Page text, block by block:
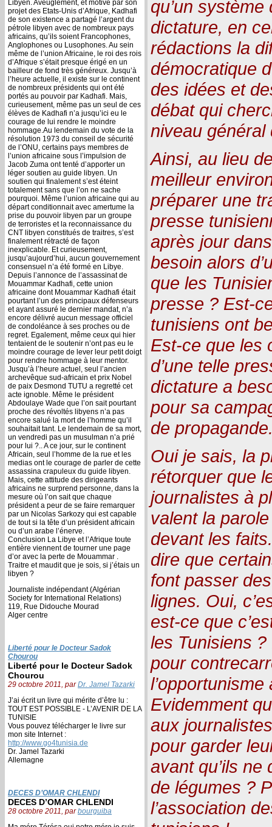
Libyen. Aveuglement, et motivé par son
projet des Etats-Unis d’Afrique, Kadhafi
de son existence a partagé l’argent du
pétrole libyen avec de nombreux pays
africains, qu’ils soient Francophones,
Anglophones ou Lusophones. Au sein
même de l’union Africaine, le roi des rois
d’Afrique s’était presque érigé en un
bailleur de fond très généreux. Jusqu’à
l’heure actuelle, il existe sur le continent
de nombreux présidents qui ont été
portés au pouvoir par Kadhafi. Mais,
curieusement, même pas un seul de ces
élèves de Kadhafi n’a jusqu’ici eu le
courage de lui rendre le moindre
hommage.Au lendemain du vote de la
résolution 1973 du conseil de sécurité
de l’ONU, certains pays membres de
l’union africaine sous l’impulsion de
Jacob Zuma ont tenté d’apporter un
léger soutien au guide libyen. Un
soutien qui finalement s’est éteint
totalement sans que l’on ne sache
pourquoi. Même l’union africaine qui au
départ conditionnait avec amertume la
prise du pouvoir libyen par un groupe
de terroristes et la reconnaissance du
CNT libyen constitués de traitres, s’est
finalement rétracté de façon
inexplicable. Et curieusement,
jusqu’aujourd’hui, aucun gouvernement
consensuel n’a été formé en Libye.
Depuis l’annonce de l’assassinat de
Mouammar Kadhafi, cette union
africaine dont Mouammar Kadhafi était
pourtant l’un des principaux défenseurs
et ayant assuré le dernier mandat, n’a
encore délivré aucun message officiel
de condoléance à ses proches ou de
regret. Egalement, même ceux qui hier
tentaient de le soutenir n’ont pas eu le
moindre courage de lever leur petit doigt
pour rendre hommage à leur mentor.
Jusqu’à l’heure actuel, seul l’ancien
archevêque sud-africain et prix Nobel
de paix Desmond TUTU a regretté cet
acte ignoble. Même le président
Abdoulaye Wade que l’on sait pourtant
proche des révoltés libyens n’a pas
encore salué la mort de l’homme qu’il
souhaitait tant. Le lendemain de sa mort,
un vendredi pas un musulman n’a prié
pour lui ?.. A ce jour, sur le continent
Africain, seul l’homme de la rue et les
medias ont le courage de parler de cette
assassina crapuleux du guide libyen.
Mais, cette attitude des dirigeants
africains ne surprend personne, dans la
mesure où l’on sait que chaque
président a peur de se faire remarquer
par un Nicolas Sarkozy qui est capable
de tout si la tête d’un président africain
ou d’un arabe l’énerve.
Conclusion La Libye et l’Afrique toute
entière viennent de tourner une page
d’or avec la perte de Mouammar .
Traitre et maudit que je sois, si j’étais un
libyen ?
Journaliste indépendant (Algérian
Society for International Relations)
119, Rue Didouche Mourad
Alger centre
Liberté pour le Docteur Sadok
Chourou
Liberté pour le Docteur Sadok
Chourou
29 octobre 2011, parDr. Jamel Tazarki
J’ai écrit un livre qui mérite d’être lu :
TOUT EST POSSIBLE - L’AVENIR DE LA
TUNISIE
Vous pouvez télécharger le livre sur
mon site Internet :
http://www.go4tunisia.de
Dr. Jamel Tazarki
Allemagne
DECES D’OMAR CHLENDI
DECES D’OMAR CHLENDI
28 octobre 2011, parbourguiba
qu’un
dictature, en
rédactions la
démocratique
des idées et
débat qui
niveau général
Ainsi, au lieu
meilleur
préparer une
presse
après jour
besoin alors
que les
presse ? Est-
tunisiens ont
Est-ce que les
d’une telle
dictature a
pour sa
de
Oui je sais, la
rétorquer que
journalistes à
valent la
devant les
dire que
font passer
lignes. Oui,
est-ce que
les Tunisiens ?
pour
Evidemment
aux
pour garder
avant qu’ils
de légumes ?
l’association